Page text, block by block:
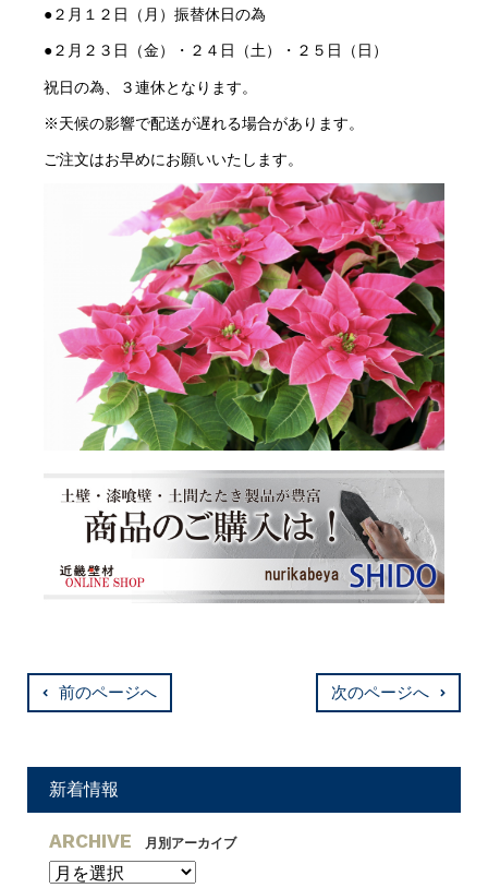
●２月１２日（月）振替休日の為
●２月２３日（金）・２４日（土）・２５日（日）
祝日の為、３連休となります。
※天候の影響で配送が遅れる場合があります。
ご注文はお早めにお願いいたします。
前のページへ 次のページへ
新着情報
ARCHIVE 月別アーカイブ